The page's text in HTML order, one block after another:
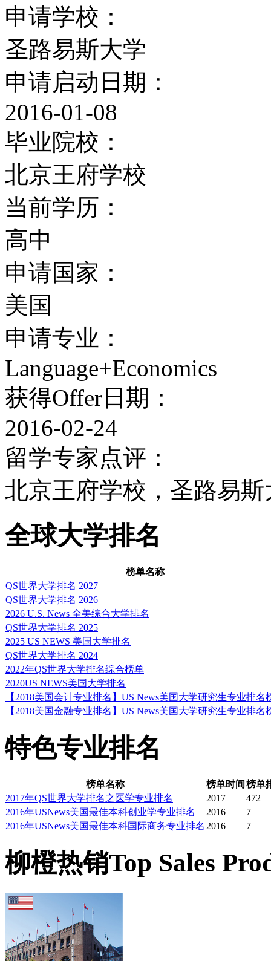
力资源管理，市场营销
究，计算机科学，系统
工业工程管理，生物化
艺术，国际商务、工商
申请学校：
圣路易斯大学
申请启动日期：
2016-01-08
毕业院校：
北京王府学校
当前学历：
高中
申请国家：
美国
申请专业：
Language+Economics
获得Offer日期：
2016-02-24
留学专家点评：
北京王府学校，圣路易
全球大学排名
榜单名称
QS世界大学排名 2027
QS世界大学排名 2026
2026 U.S. News 全美综合大学排名
QS世界大学排名 2025
2025 US NEWS 美国大学排名
QS世界大学排名 2024
2022年QS世界大学排名综合榜单
2020US NEWS美国大学排名
【2018美国会计专业排名】US News美国大学研究生专业排名
【2018美国金融专业排名】US News美国大学研究生专业排名
特色专业排名
榜单名称 榜单时间 榜单
2017年QS世界大学排名之医学专业排名
2017
472
2016年USNews美国最佳本科创业学专业排名
2016
7
2016年USNews美国最佳本科国际商务专业排名 2016 7
柳橙热销Top Sales